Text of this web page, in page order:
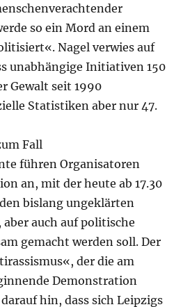
so ein Mord an einem
Nagel verwies auf
unabhängige Initiativen 150
Gewalt seit 1990
Statistiken aber nur 47.
Fall
führen Organisatoren
an, mit der heute ab 17.30
bislang ungeklärten
auch auf politische
gemacht werden soll. Der
der die am
Demonstration
hin, dass sich Leipzigs